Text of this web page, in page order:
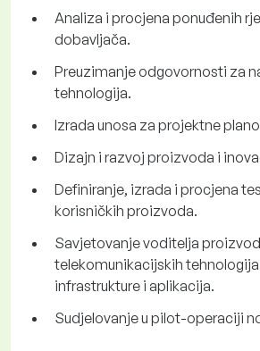
Analiza i procjena ponuđenih
dobavljača.
Preuzimanje odgovornosti za
tehnologija.
Izrada unosa za projektne
Dizajn i razvoj proizvoda i
Definiranje, izrada i procjena
korisničkih proizvoda.
Savjetovanje voditelja
telekomunikacijskih
infrastrukture i aplikacija.
Sudjelovanje u pilot-operaciji